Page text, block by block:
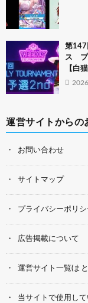
第
ス プ
【白
運営サイトからの
お問い合わせ
サイトマップ
プライバシーポリシ
広告掲載について
運営サイト一覧(ま
当サイトで使用し